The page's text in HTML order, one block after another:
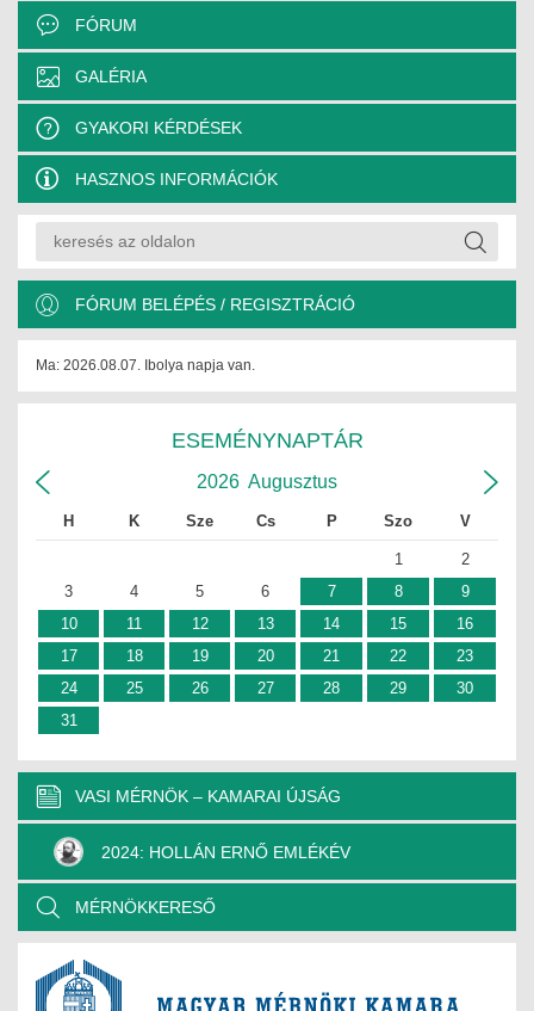
FÓRUM
GALÉRIA
GYAKORI KÉRDÉSEK
HASZNOS INFORMÁCIÓK
FÓRUM BELÉPÉS / REGISZTRÁCIÓ
Ma: 2026.08.07. Ibolya napja van.
ESEMÉNYNAPTÁR
2026 Augusztus
H K Sze Cs P Szo V
1
2
3
4 5 6 7 8
9
10
11 12 13 14 15
16
17
18 19 20 21 22
23
24
25 26 27 28 29
30
31
VASI MÉRNÖK – KAMARAI ÚJSÁG
2024: HOLLÁN ERNŐ EMLÉKÉV
MÉRNÖKKERESŐ